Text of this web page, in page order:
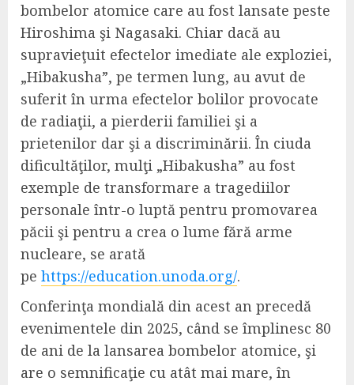
bombelor atomice care au fost lansate peste
Hiroshima şi Nagasaki. Chiar dacă au
supravieţuit efectelor imediate ale exploziei,
„Hibakusha”, pe termen lung, au avut de
suferit în urma efectelor bolilor provocate
de radiaţii, a pierderii familiei şi a
prietenilor dar şi a discriminării. În ciuda
dificultăţilor, mulţi „Hibakusha” au fost
exemple de transformare a tragediilor
personale într-o luptă pentru promovarea
păcii şi pentru a crea o lume fără arme
nucleare, se arată
pe https://education.unoda.org/.
Conferinţa mondială din acest an precedă
evenimentele din 2025, când se împlinesc 80
de ani de la lansarea bombelor atomice, şi
are o semnificaţie cu atât mai mare, în